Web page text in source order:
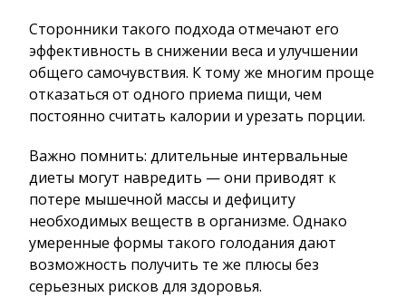
Сторонники такого подхода отмечают его
эффективность в снижении веса и улучшении
общего самочувствия. К тому же многим проще
отказаться от одного приема пищи, чем
постоянно считать калории и урезать порции.
Важно помнить: длительные интервальные
диеты могут навредить — они приводят к
потере мышечной массы и дефициту
необходимых веществ в организме. Однако
умеренные формы такого голодания дают
возможность получить те же плюсы без
серьезных рисков для здоровья.